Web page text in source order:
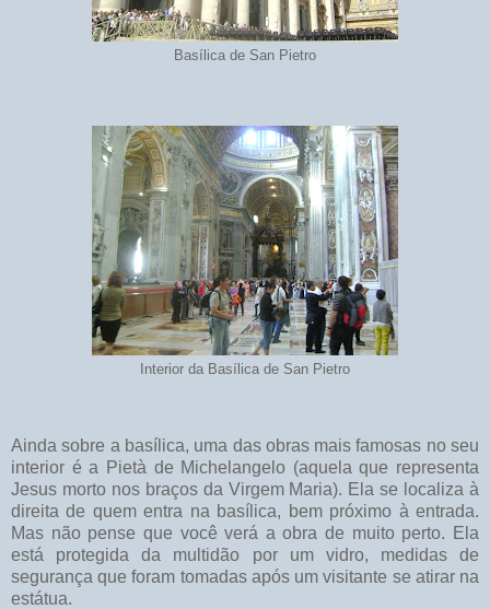
Basílica de San Pietro
Interior da Basílica de San Pietro
Ainda sobre a basílica, uma das obras mais famosas no seu
interior é a Pietà de Michelangelo (aquela que representa
Jesus morto nos braços da Virgem Maria). Ela se localiza à
direita de quem entra na basílica, bem próximo à entrada.
Mas não pense que você verá a obra de muito perto. Ela
está protegida da multidão por um vidro, medidas de
segurança que foram tomadas após um visitante se atirar na
estátua.